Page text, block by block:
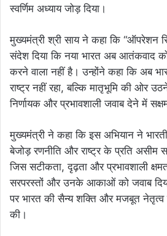
स्वर्णिम अध्याय जोड़ दिया।
मुख्यमंत्री श्री साय ने कहा कि “ऑपरेशन
संदेश दिया कि नया भारत अब आतंकवाद को
करने वाला नहीं है। उन्होंने कहा कि अब
राष्ट्र नहीं रहा, बल्कि मातृभूमि की ओर
निर्णायक और प्रभावशाली जवाब देने में
मुख्यमंत्री ने कहा कि इस अभियान ने
बेजोड़ रणनीति और राष्ट्र के प्रति असीम
जिस सटीकता, दृढ़ता और प्रभावशाली
सरपरस्तों और उनके आकाओं को जवाब
पर भारत की सैन्य शक्ति और मजबूत नेतृत्व
की।